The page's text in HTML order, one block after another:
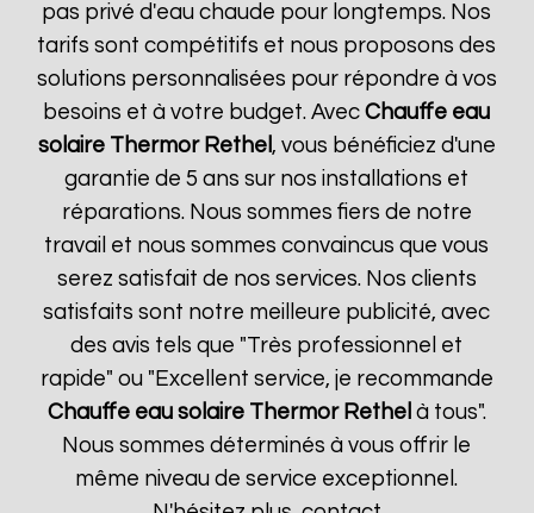
pas privé d'eau chaude pour longtemps. Nos
tarifs sont compétitifs et nous proposons des
solutions personnalisées pour répondre à vos
besoins et à votre budget. AvecChauffe eau
solaire Thermor Rethel , vous bénéficiez d'une
garantie de 5 ans sur nos installations et
réparations. Nous sommes fiers de notre
travail et nous sommes convaincus que vous
serez satisfait de nos services. Nos clients
satisfaits sont notre meilleure publicité, avec
des avis tels que "Très professionnel et
rapide" ou "Excellent service, je recommande
Chauffe eau solaire Thermor Rethel à tous".
Nous sommes déterminés à vous offrir le
même niveau de service exceptionnel.